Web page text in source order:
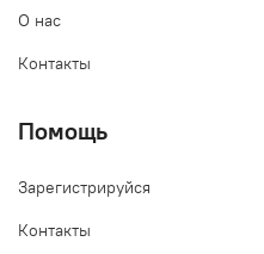
О нас
Контакты
Помощь
Зарегистрируйся
Контакты